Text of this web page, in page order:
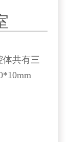
体共有三